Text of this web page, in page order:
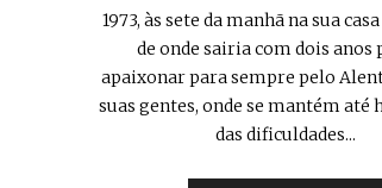
1973, às sete da manhã na sua
de onde sairia com dois anos
apaixonar para sempre pelo
suas gentes, onde se mantém até
das dificuldades...